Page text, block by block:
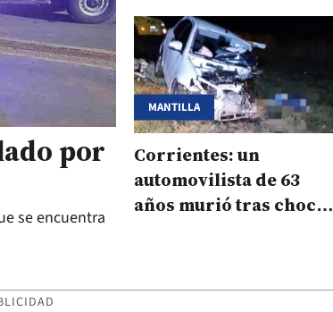
por
se encuentra
MANTILLA
Corrientes: un
automovilista de 63
años murió tras chocar